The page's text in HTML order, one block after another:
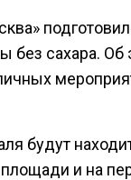
без сахара. Об
будут
и на